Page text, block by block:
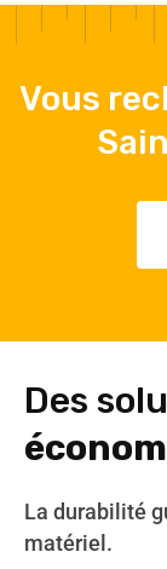
Vous
Des
La durabilité
matériel.